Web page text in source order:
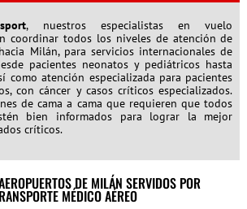
, nuestros especialistas en vuelo
coordinar todos los niveles de atención de
Milán, para servicios internacionales de
pacientes neonatos y pediátricos hasta
como atención especializada para pacientes
con cáncer y casos críticos especializados.
de cama a cama que requieren que todos
bien informados para lograr la mejor
críticos.
DE MILÁN SERVIDOS POR
MÉDICO AÉREO